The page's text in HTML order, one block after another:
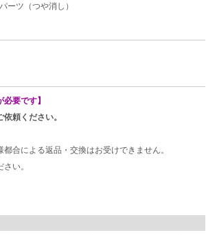
ーツ（つや消し）
要です】
頼ください。
合による返品・交換はお受けできません。
い。